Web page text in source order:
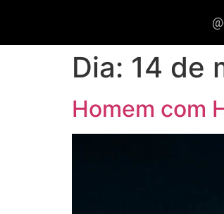
Dia: 14 de
Homem com